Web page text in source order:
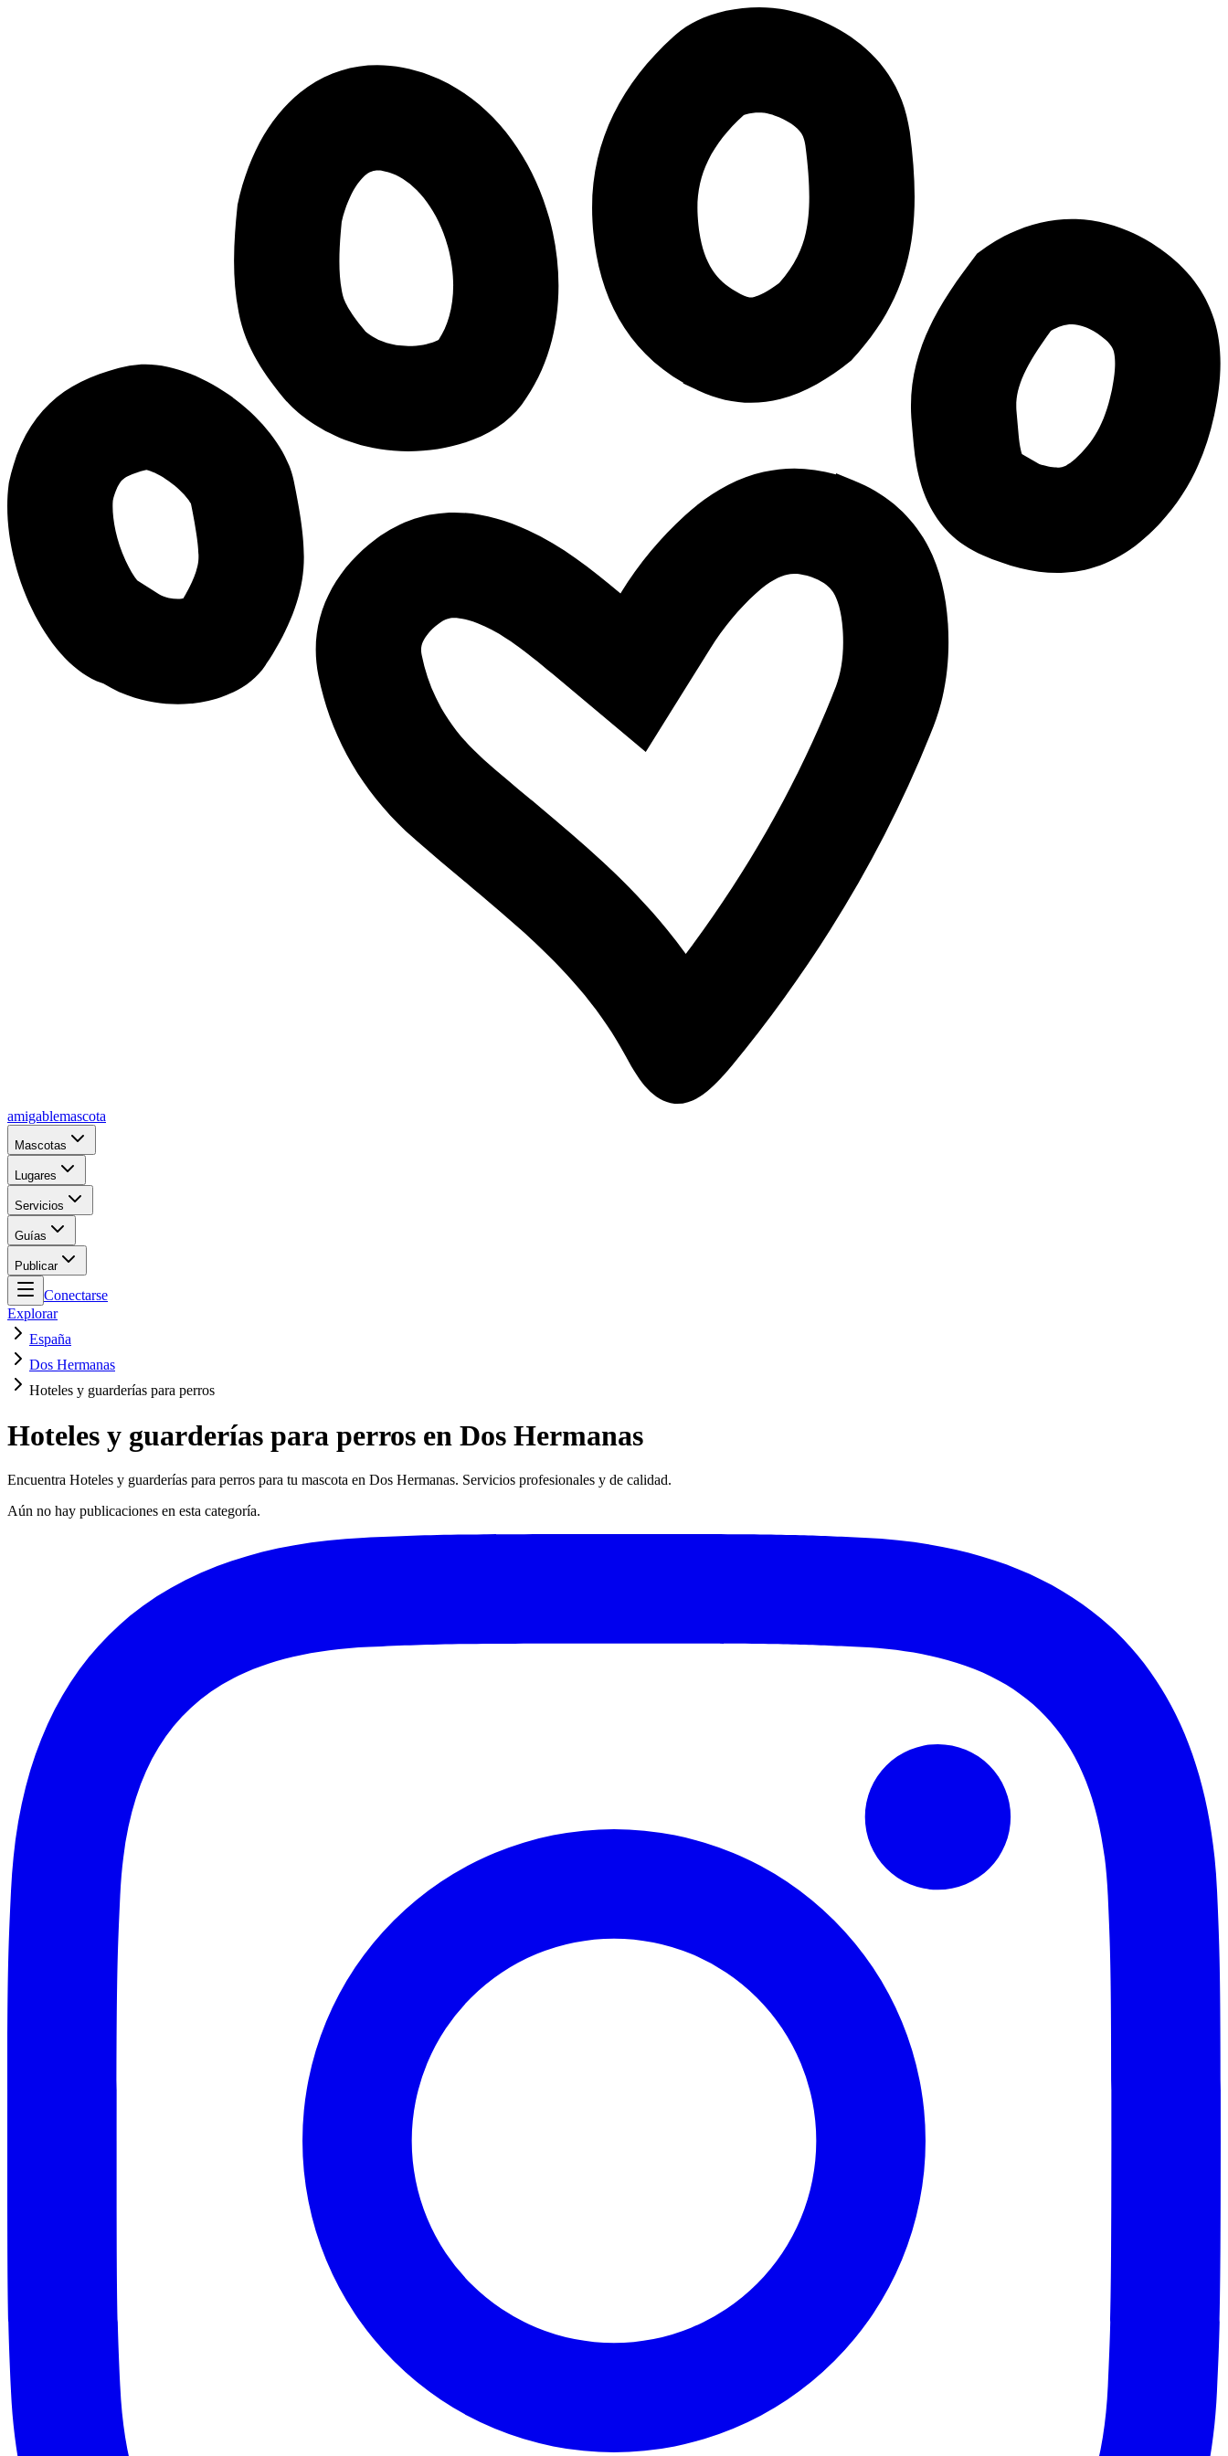
amigablemascota
Mascotas
Lugares
Servicios
Guías
Publicar
Conectarse
Explorar
España
Dos Hermanas
Hoteles y guarderías para perros
Hoteles y guarderías para perros en Dos Hermanas
Encuentra Hoteles y guarderías para perros para tu mascota en Dos Hermanas. Servicios profesionales y de calidad.
Aún no hay publicaciones en esta categoría.